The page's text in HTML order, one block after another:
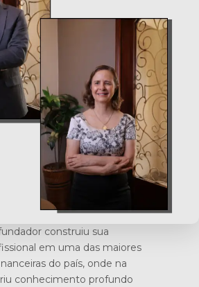
construiu sua
em uma das maiores
do país, onde na
conhecimento profundo